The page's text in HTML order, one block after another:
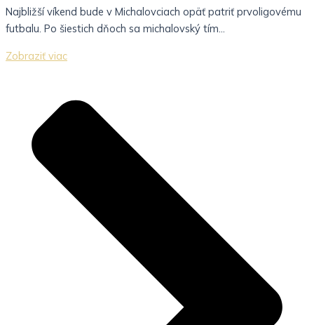
Najbližší víkend bude v Michalovciach opäť patriť prvoligovému
futbalu. Po šiestich dňoch sa michalovský tím...
Zobraziť viac